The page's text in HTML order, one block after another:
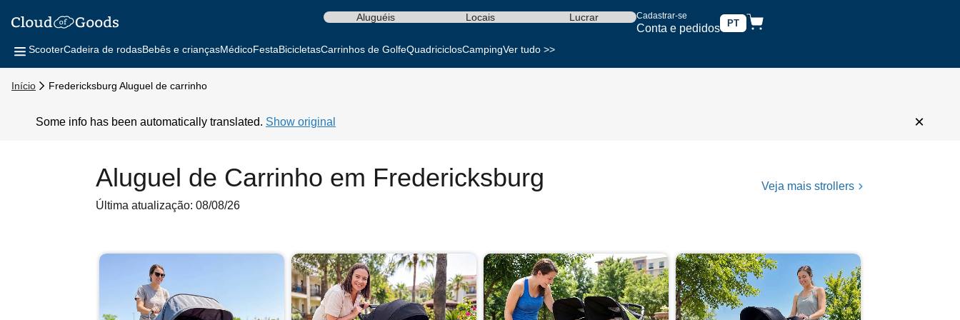
Cadastrar-se
Conta e pedidos PT
Aluguéis Locais Lucrar
ScooterCadeira de rodasBebês e criançasMédicoFestaBicicletasCarrinhos de GolfeQuadriciclosCampingVer tudo >>
Início Fredericksburg Aluguel de carrinho
Some info has been automatically translated. Show original ×
Aluguel de Carrinho em Fredericksburg
Última atualização: 08/08/26
Veja mais strollers